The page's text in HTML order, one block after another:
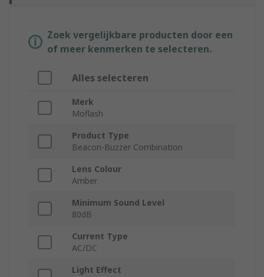
Zoek vergelijkbare producten door een
of meer kenmerken te selecteren.
Alles selecteren
Merk
Moflash
Product Type
Beacon-Buzzer Combination
Lens Colour
Amber
Minimum Sound Level
80dB
Current Type
AC/DC
Light Effect